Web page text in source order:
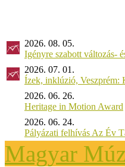
2026. 08. 05.
Igényre szabott változás-
2026. 07. 01.
Ízek, inklúzió, Veszprém:
2026. 06. 26.
Heritage in Motion Award
2026. 06. 24.
Pályázati felhívás Az Év
Magyar